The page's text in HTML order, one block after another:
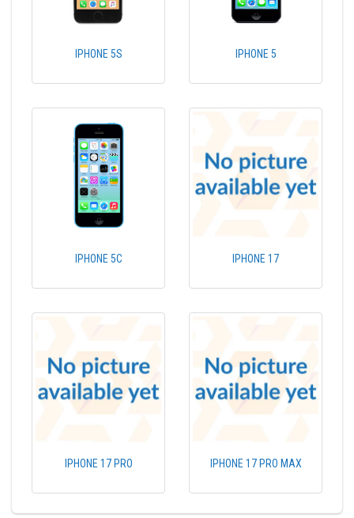
IPHONE 5S IPHONE 5
IPHONE 5C IPHONE 17
IPHONE 17 PRO IPHONE 17 PRO MAX